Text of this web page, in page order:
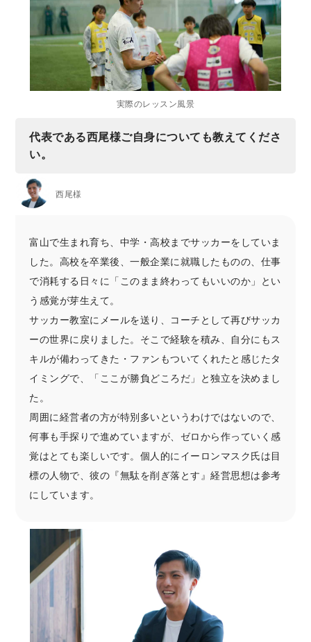
実際のレッスン風景
代表である西尾様ご自身についても教えてくださ
い。
西尾様
富山で生まれ育ち、中学・高校までサッカーをしていま
した。高校を卒業後、一般企業に就職したものの、仕事
で消耗する日々に「このまま終わってもいいのか」とい
う感覚が芽生えて。
サッカー教室にメールを送り、コーチとして再びサッカ
ーの世界に戻りました。そこで経験を積み、自分にもス
キルが備わってきた・ファンもついてくれたと感じたタ
イミングで、「ここが勝負どころだ」と独立を決めまし
た。
周囲に経営者の方が特別多いというわけではないので、
何事も手探りで進めていますが、ゼロから作っていく感
覚はとても楽しいです。個人的にイーロンマスク氏は目
標の人物で、彼の『無駄を削ぎ落とす』経営思想は参考
にしています。